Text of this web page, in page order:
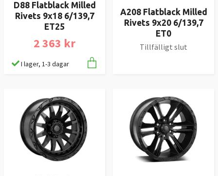
D88 Flatblack Milled
Rivets 9x18 6/139,7
ET25
2 363 kr
I lager, 1-3 dagar
A208 Flatblack Milled
Rivets 9x20 6/139,7
ET0
Tillfälligt slut